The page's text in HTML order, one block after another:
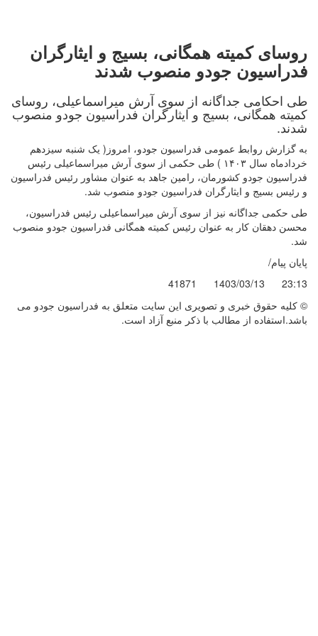
روسای کمیته همگانی، بسیج و ایثارگران
فدراسیون جودو منصوب شدند
طی احکامی جداگانه از سوی آرش میراسماعیلی، روسای
کمیته همگانی، بسیج و ایثارگران فدراسیون جودو منصوب
شدند.
به گزارش روابط عمومی فدراسیون جودو، امروز( یک شنبه سیزدهم
خردادماه سال ۱۴۰۳ ) طی حکمی از سوی آرش میراسماعیلی رئیس
فدراسیون جودو کشورمان، رامین جاهد به عنوان مشاور رئیس فدراسیون
و رئیس بسیج و ایثارگران فدراسیون جودو منصوب شد.
طی حکمی جداگانه نیز از سوی آرش میراسماعیلی رئیس فدراسیون،
محسن دهقان کار به عنوان رئیس کمیته همگانی فدراسیون جودو منصوب
شد.
پایان پیام/
23:13
1403/03/13
41871
© کليه حقوق خبری و تصويری اين سايت متعلق به فدراسیون جودو می
باشد.استفاده از مطالب با ذكر منبع آزاد است.